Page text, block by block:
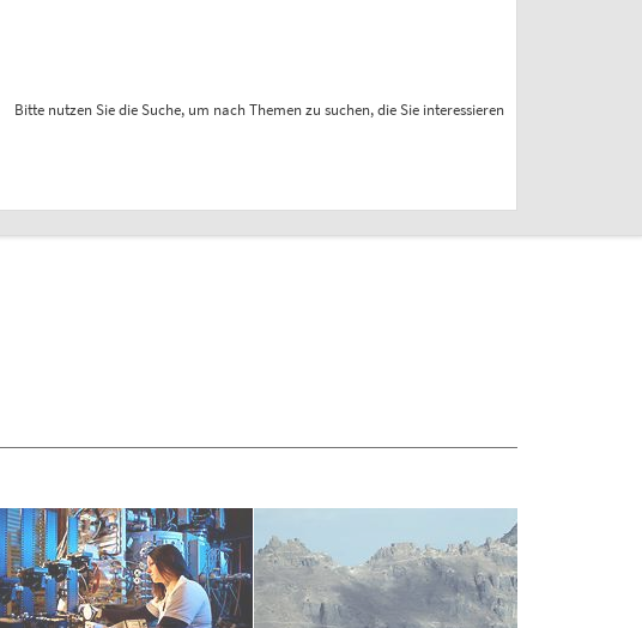
Bitte nutzen Sie die Suche, um nach Themen zu suchen, die Sie interessieren